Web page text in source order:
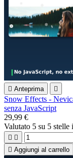
 Anteprima 
Snow Effects -
senza JavaScript
29,99 €
Valutato 5 su 5 stelle
 
 Aggiungi al carrello